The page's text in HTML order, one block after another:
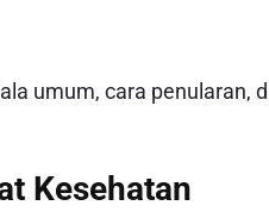
umum, cara penularan,
Kesehatan